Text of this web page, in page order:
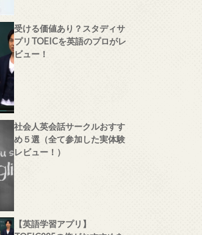
受ける価値あり？スタディサ
プリTOEICを英語のプロがレ
ビュー！
社会人英会話サークルおすす
め５選（全て参加した実体験
レビュー！）
【英語学習アプリ】